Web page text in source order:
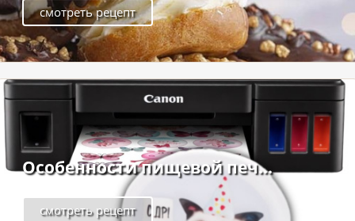
смотреть рецепт
Особенности пищевой печ...
смотреть рецепт